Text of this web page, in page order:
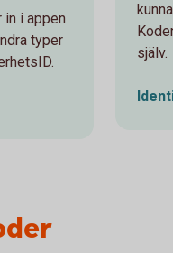
i appen
typer
själv.